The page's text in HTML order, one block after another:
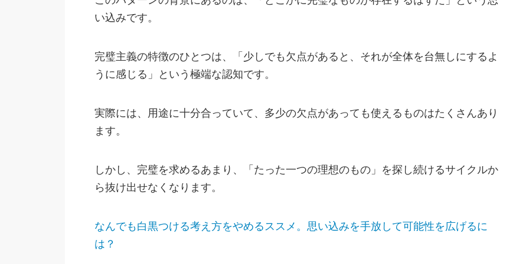
い込みです。
完璧主義の特徴のひとつは、「少しでも欠点があると、それが全体を台無しにするよ
うに感じる」という極端な認知です。
実際には、用途に十分合っていて、多少の欠点があっても使えるものはたくさんあり
ます。
しかし、完璧を求めるあまり、「たった一つの理想のもの」を探し続けるサイクルか
ら抜け出せなくなります。
なんでも白黒つける考え方をやめるススメ。思い込みを手放して可能性を広げるに
は？